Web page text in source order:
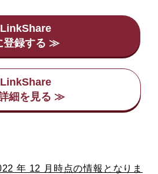
LinkShare
LinkShare
年 12 月時点の情報となりま